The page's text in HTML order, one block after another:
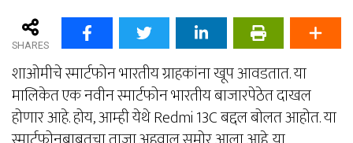
SHARES
शाओमीचे स्मार्टफोन भारतीय ग्राहकांना खूप आवडतात. या
मालिकेत एक नवीन स्मार्टफोन भारतीय बाजारपेठेत दाखल
होणार आहे. होय, आम्ही येथे Redmi 13C बद्दल बोलत आहोत. या